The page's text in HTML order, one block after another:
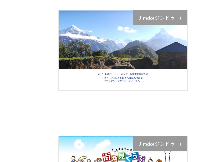
Jimdo(ジンドゥー)
Jimdo(ジンドゥー)